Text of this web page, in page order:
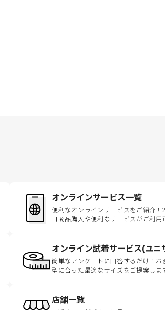
オンラインサービス一覧
便利なオンラインサービスをご紹介！
日商品購入や便利なサービスがご利用
オンライン試着サービス(ユニ
簡単なアンケートに回答するだけ！お
型に合った最適なサイズをご提案しま
店舗一覧